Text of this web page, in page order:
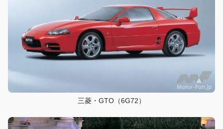
三菱・GTO（6G72）